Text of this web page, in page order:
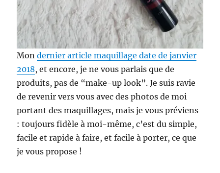
Mondernier article maquillage date de janvier
2018, et encore, je ne vous parlais que de
produits, pas de “make-up look”. Je suis ravie
de revenir vers vous avec des photos de moi
portant des maquillages, mais je vous préviens
: toujours fidèle à moi-même, c’est du simple,
facile et rapide à faire, et facile à porter, ce que
je vous propose !